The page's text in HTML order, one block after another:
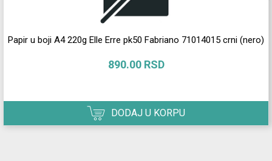
Papir u boji A4 220g Elle Erre pk50 Fabriano 71014015 crni (nero)
890.00 RSD
DODAJ U KORPU